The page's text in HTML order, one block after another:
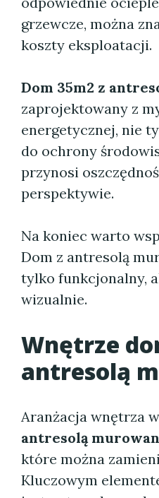
grzewcze, można
koszty eksploatacji.
Dom 35m2 z
zaprojektowany z
energetycznej, nie
do ochrony
przynosi
perspektywie.
Na koniec warto
Dom z antresolą
tylko funkcjonalny,
wizualnie.
Wnętrze
antresolą
Aranżacja wnętrza w
antresolą
które można
Kluczowym